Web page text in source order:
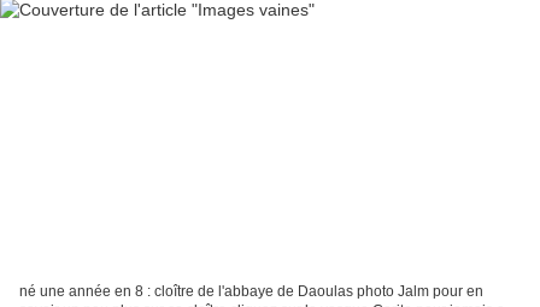
né une année en 8 : cloître de l'abbaye de Daoulas photo Jalm pour en